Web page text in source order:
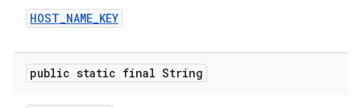
HOST_NAME_KEY
public static final String